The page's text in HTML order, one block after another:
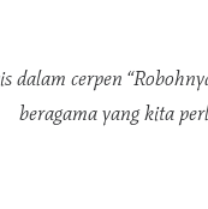
dalam cerpen
beragama yang kita